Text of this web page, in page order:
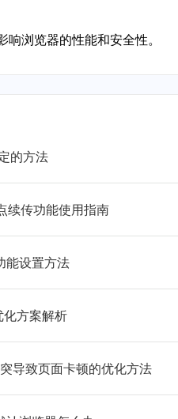
浏览器的性能和安全性。
的方法
续传功能使用指南
能设置方法
方案解析
导致页面卡顿的优化方法